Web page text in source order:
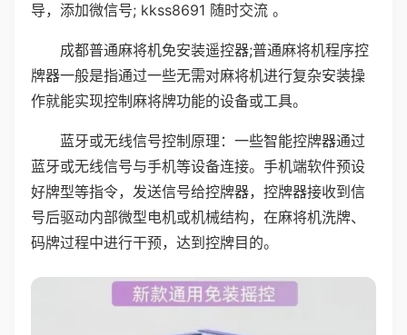
导，添加微信号; kkss8691 随时交流 。
成都普通麻将机免安装遥控器;普通麻将机程序控
牌器一般是指通过一些无需对麻将机进行复杂安装操
作就能实现控制麻将牌功能的设备或工具。
蓝牙或无线信号控制原理：一些智能控牌器通过
蓝牙或无线信号与手机等设备连接。手机端软件预设
好牌型等指令，发送信号给控牌器，控牌器接收到信
号后驱动内部微型电机或机械结构，在麻将机洗牌、
码牌过程中进行干预，达到控牌目的。